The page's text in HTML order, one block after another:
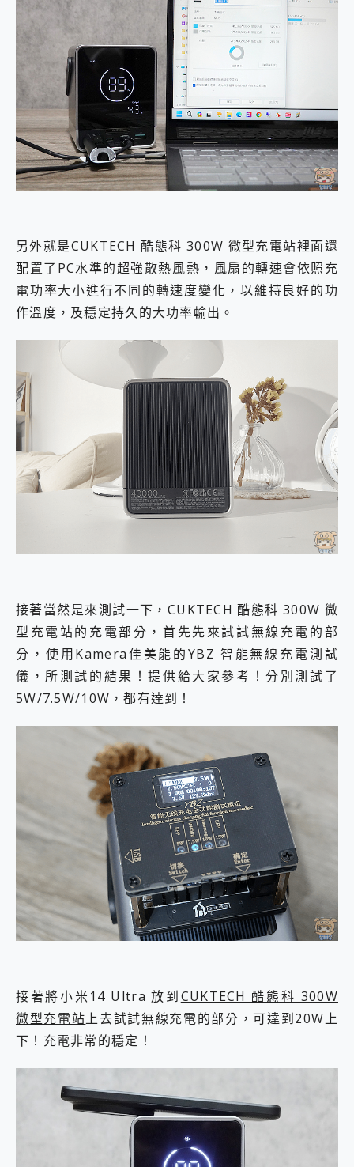
另外就是CUKTECH 酷態科 300W 微型充電站裡面還
配置了PC水準的超強散熱風熱，風扇的轉速會依照充
電功率大小進行不同的轉速度變化，以維持良好的功
作溫度，及穩定持久的大功率輸出。
接著當然是來測試一下，CUKTECH 酷態科 300W 微
型充電站的充電部分，首先先來試試無線充電的部
分，使用Kamera佳美能的YBZ 智能無線充電測試
儀，所測試的結果！提供給大家參考！分別測試了
5W/7.5W/10W，都有達到！
接著將小米14 Ultra 放到CUKTECH 酷態科 300W
微型充電站上去試試無線充電的部分，可達到20W上
下！充電非常的穩定！